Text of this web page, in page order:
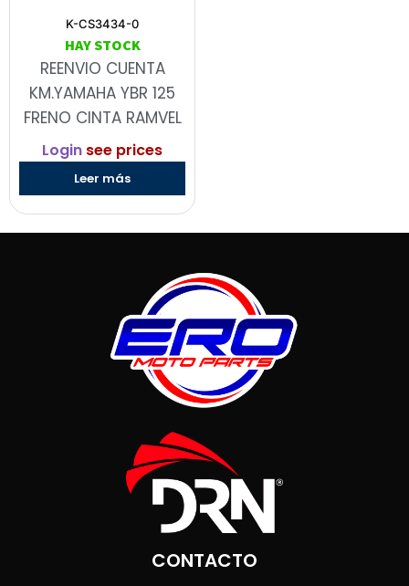
K-CS3434-0
HAY STOCK
REENVIO CUENTA
KM.YAMAHA YBR 125
FRENO CINTA RAMVEL
Login see prices
Leer más
CONTACTO